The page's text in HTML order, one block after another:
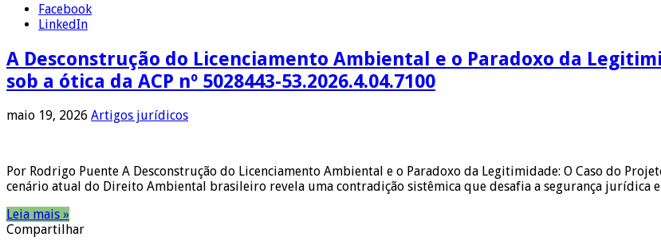
Facebook
LinkedIn
A Desconstrução do Licenciamento Ambiental e o Paradoxo da
sob a ótica da ACP nº 5028443-53.2026.4.04.7100
maio 19, 2026 Artigos jurídicos
Por Rodrigo Puente A Desconstrução do Licenciamento Ambiental e o Paradoxo da Legitimidade: O Caso do
cenário atual do Direito Ambiental brasileiro revela uma contradição sistêmica que desafia a segurança jurídica
Leia mais »
Compartilhar